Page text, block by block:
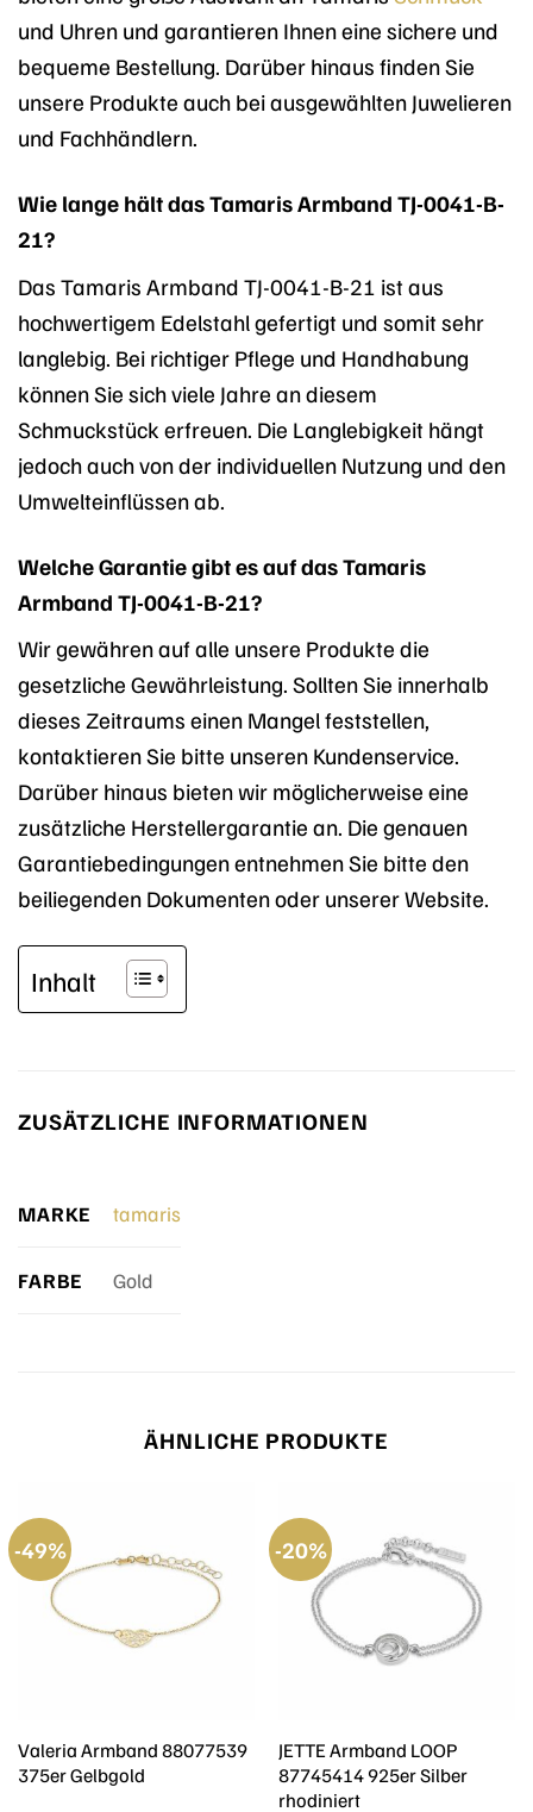
und Uhren und garantieren Ihnen eine sichere und
bequeme Bestellung. Darüber hinaus finden Sie
unsere Produkte auch bei ausgewählten Juwelieren
und Fachhändlern.
Wie lange hält das Tamaris Armband TJ-0041-B-
21?
Das Tamaris Armband TJ-0041-B-21 ist aus
hochwertigem Edelstahl gefertigt und somit sehr
langlebig. Bei richtiger Pflege und Handhabung
können Sie sich viele Jahre an diesem
Schmuckstück erfreuen. Die Langlebigkeit hängt
jedoch auch von der individuellen Nutzung und den
Umwelteinflüssen ab.
Welche Garantie gibt es auf das Tamaris
Armband TJ-0041-B-21?
Wir gewähren auf alle unsere Produkte die
gesetzliche Gewährleistung. Sollten Sie innerhalb
dieses Zeitraums einen Mangel feststellen,
kontaktieren Sie bitte unseren Kundenservice.
Darüber hinaus bieten wir möglicherweise eine
zusätzliche Herstellergarantie an. Die genauen
Garantiebedingungen entnehmen Sie bitte den
beiliegenden Dokumenten oder unserer Website.
Inhalt
ZUSÄTZLICHE INFORMATIONEN
MARKE tamaris
FARBE Gold
ÄHNLICHE PRODUKTE
-49%
Valeria Armband 88077539
375er Gelbgold
-20%
JETTE Armband LOOP
87745414 925er Silber
rhodiniert